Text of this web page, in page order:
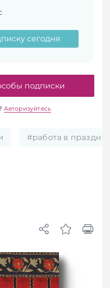
сегодня
подписки
Авторизуйтесь
#работа в